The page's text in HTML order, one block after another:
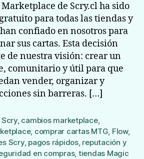
de Scry.cl ha sido
para todas las tiendas y
confiado en nosotros para
sus cartas. Esta decisión
de nuestra visión: crear un
comunitario y útil para que
vender, organizar y
sin barreras. […]
, cambios marketplace,
, comprar cartas MTG, Flow,
Scry, pagos rápidos, reputación y
en compras, tiendas Magic